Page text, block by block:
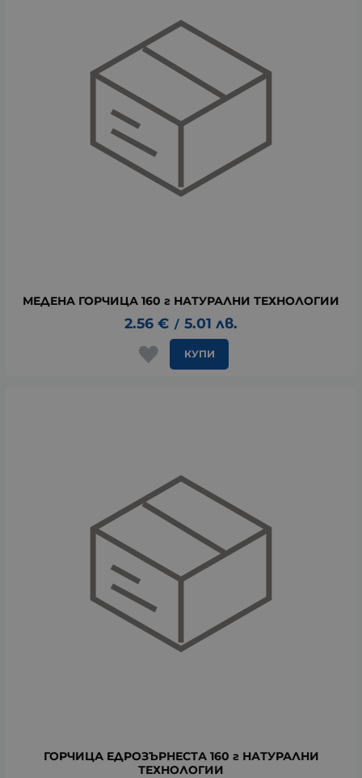
МЕДЕНА ГОРЧИЦА 160 г НАТУРАЛНИ ТЕХНОЛОГИИ
2.56 € / 5.01 лв.
КУПИ
ГОРЧИЦА ЕДРОЗЪРНЕСТА 160 г НАТУРАЛНИ
ТЕХНОЛОГИИ